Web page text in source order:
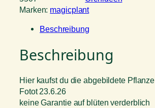
Marken: magicplant
Beschreibung
Beschreibung
Hier kaufst du die abgebildete Pflanze
Fotot 23.6.26
keine Garantie auf blüten verderblich